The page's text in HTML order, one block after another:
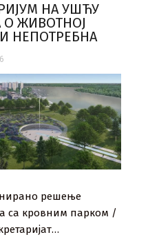
НА УШЋУ
О ЖИВОТНОЈ
НЕПОТРЕБНА
решење
са кровним парком /